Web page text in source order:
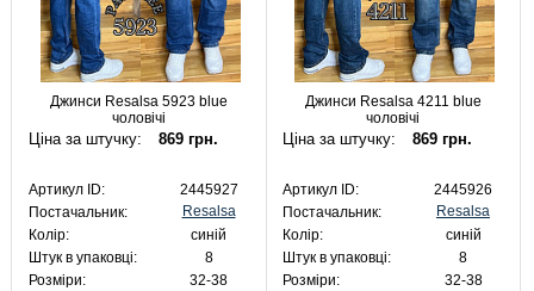
Джинси Resalsa 5923 blue
чоловічі
Ціна за штучку: 869 грн.
Артикул ID:
2445927
Постачальник:
Resalsa
Колір:
синій
Штук в упаковці:
8
Розміри:
32-38
Джинси Resalsa 4211 blue
чоловічі
Ціна за штучку: 869 грн.
Артикул ID:
2445926
Постачальник:
Resalsa
Колір:
синій
Штук в упаковці:
8
Розміри:
32-38